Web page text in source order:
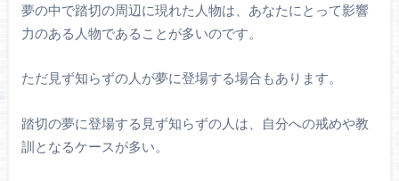
夢の中で踏切の周辺に現れた人物は、あなたにとって影響
力のある人物であることが多いのです。
ただ見ず知らずの人が夢に登場する場合もあります。
踏切の夢に登場する見ず知らずの人は、自分への戒めや教
訓となるケースが多い。